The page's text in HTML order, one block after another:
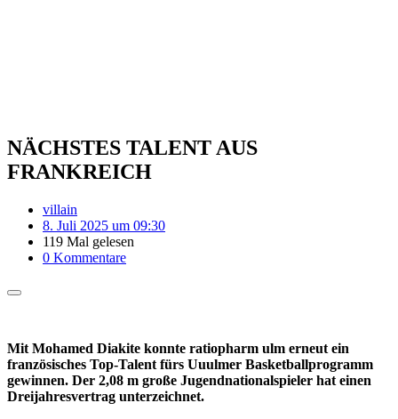
NÄCHSTES TALENT AUS
FRANKREICH
villain
8. Juli 2025 um 09:30
119 Mal gelesen
0 Kommentare
Mit Mohamed Diakite konnte ratiopharm ulm erneut ein
französisches Top-Talent fürs Uuulmer Basketballprogramm
gewinnen. Der 2,08 m große Jugendnationalspieler hat einen
Dreijahresvertrag unterzeichnet.